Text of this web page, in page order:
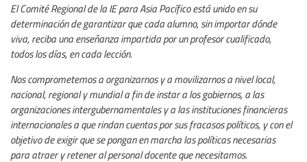
El Comité Regional de la IE para Asia Pacífico está unido en su
determinación de garantizar que cada alumno, sin importar dónde
viva, reciba una enseñanza impartida por un profesor cualificado,
todos los días, en cada lección.
Nos comprometemos a organizarnos y a movilizarnos a nivel local,
nacional, regional y mundial a fin de instar a los gobiernos, a las
organizaciones intergubernamentales y a las instituciones financieras
internacionales a que rindan cuentas por sus fracasos políticos, y con el
objetivo de exigir que se pongan en marcha las políticas necesarias
para atraer y retener al personal docente que necesitamos.